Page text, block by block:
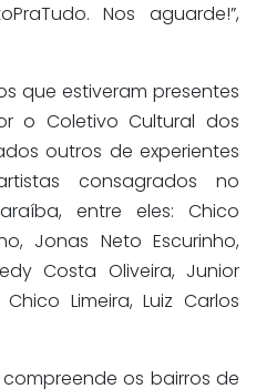
Nos aguarde!”,
que estiveram presentes
o Coletivo Cultural dos
outros de experientes
consagrados no
entre eles: Chico
Jonas Neto Escurinho,
Costa Oliveira, Junior
Limeira, Luiz Carlos
os bairros de